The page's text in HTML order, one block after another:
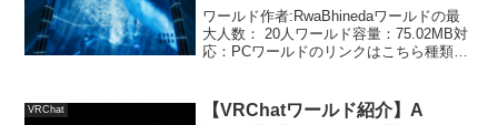
ワールド作者:RwaBhinedaワールドの最
大人数： 20人ワールド容量：75.02MB対
応：PCワールドのリンクはこちら種類
ウムってことにします（雑）ワールドの
VRChat
【VRChatワールド紹介】A